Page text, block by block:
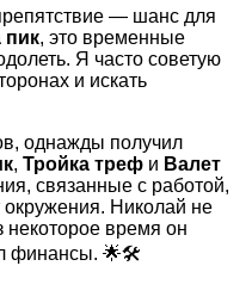
— шанс для
пик, это временные
Я часто советую
и искать
однажды получил
, Тройка треф и Валет
связанные с работой,
Николай не
некоторое время он
финансы. 🌟🛠️